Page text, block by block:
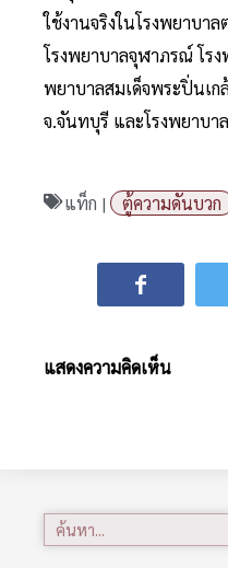
ใช้งานจริงในโรงพยาบา
โรงพยาบาลจุฬาภรณ์ โรง
พยาบาลสมเด็จพระปิ่นเก
จ.จันทบุรี และโรงพยาบ
แท็ก | ตู้ความดันบวก
แสดงความคิดเห็น